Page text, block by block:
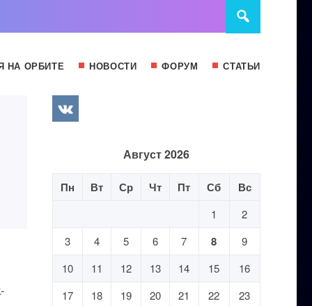
НА ОРБИТЕ НОВОСТИ ФОРУМ СТАТЬИ
Август 2026
Пн Вт Ср Чт Пт Сб Вс
1
2
3
4 5 6 7 8
9
10
11 12 13 14 15
16
17
18 19 20 21 22
23